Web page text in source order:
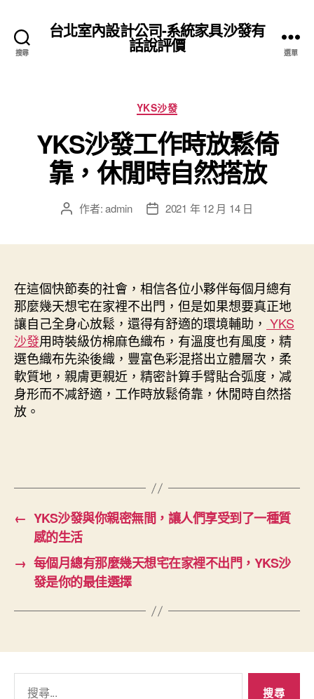
搜尋
台北室內設計公司-系統家具沙發有
話說評價 選單
分
類
YKS沙發
YKS沙發工作時放鬆倚
靠，休閒時自然搭放
文 作者:admin
文
期
2021 年 12 月 14 日
在這個快節奏的社會，相信各位小夥伴每個月總有
那麼幾天想宅在家裡不出門，但是如果想要真正地
讓自己全身心放鬆，還得有舒適的環境輔助， YKS
沙發用時裝級仿棉麻色織布，有溫度也有風度，精
選色織布先染後織，豐富色彩混搭出立體層次，柔
軟質地，親膚更親近，精密計算手臂貼合弧度，减
身形而不减舒適，工作時放鬆倚靠，休閒時自然搭
放。
← YKS沙發與你親密無間，讓人們享受到了一種質
感的生活
→ 每個月總有那麼幾天想宅在家裡不出門，YKS沙
發是你的最佳選擇